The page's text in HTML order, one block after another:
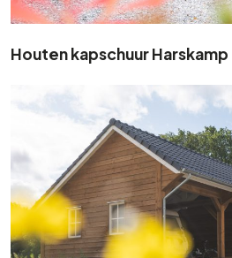
Houten kapschuur Harskamp